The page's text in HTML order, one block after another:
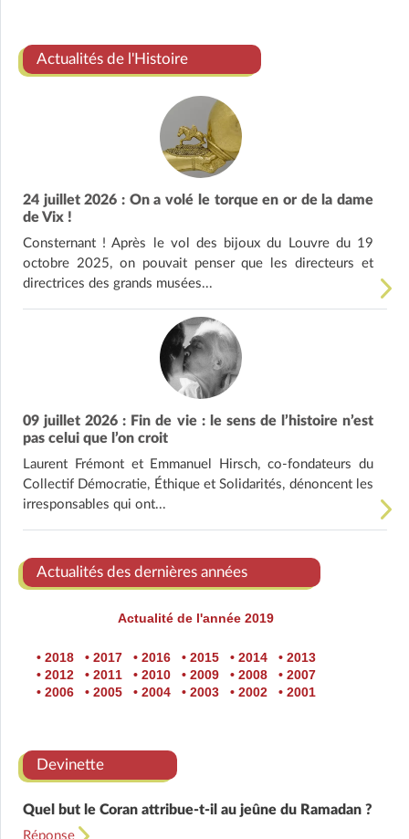
Actualités de l'Histoire
24 juillet 2026 : On a volé le torque en or de la dame
de Vix !
Consternant ! Après le vol des bijoux du Louvre du 19
octobre 2025, on pouvait penser que les directeurs et
directrices des grands musées...
09 juillet 2026 : Fin de vie : le sens de l’histoire n’est
pas celui que l’on croit
Laurent Frémont et Emmanuel Hirsch, co-fondateurs du
Collectif Démocratie, Éthique et Solidarités, dénoncent les
irresponsables qui ont...
Actualités des dernières années
Actualité de l'année 2019
• 2018 • 2017 • 2016 • 2015 • 2014
• 2013
• 2012
• 2011 • 2010 • 2009 • 2008
• 2007
• 2006
• 2005 • 2004 • 2003 • 2002 • 2001
Devinette
Quel but le Coran attribue-t-il au jeûne du Ramadan ?
Réponse